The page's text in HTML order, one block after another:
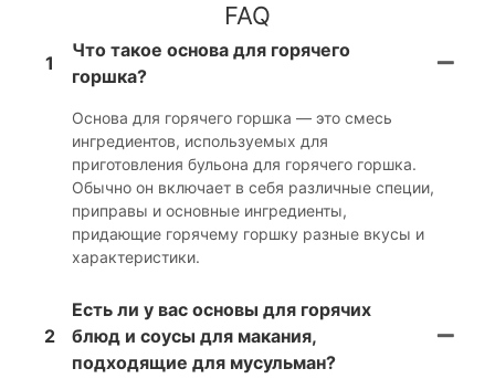
FAQ
1
Что такое основа для горячего
горшка?
Основа для горячего горшка — это смесь
ингредиентов, используемых для
приготовления бульона для горячего горшка.
Обычно он включает в себя различные специи,
приправы и основные ингредиенты,
придающие горячему горшку разные вкусы и
характеристики.
2
Есть ли у вас основы для горячих
блюд и соусы для макания,
подходящие для мусульман?